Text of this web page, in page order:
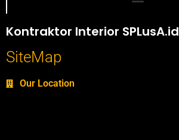
Kontraktor Interior SPLusA.id
SiteMap
Our Location